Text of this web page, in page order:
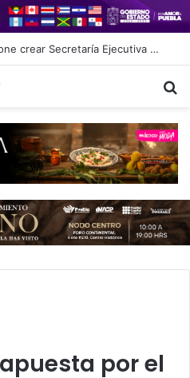
Diputado Céspedes propone crear Secretaría Ejecutiva del Sistema de Protección de Niñas, Niños y Adolescentes
por el